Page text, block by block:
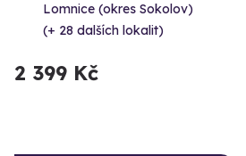
Lomnice (okres Sokolov)
(+ 28 dalších lokalit)
2 399 Kč